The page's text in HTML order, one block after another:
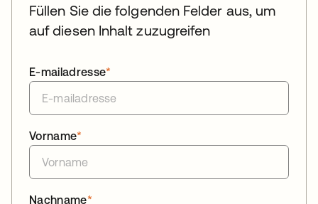
Füllen Sie die folgenden Felder aus, um
auf diesen Inhalt zuzugreifen
*
E-mailadresse
*
Vorname
*
Nachname